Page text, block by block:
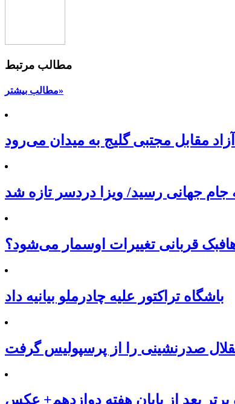
مطالب مرتبط
مطالب بیشتر»
مقابل مجتبی گلیج به میدان می‌رود
جام جهانی رسید/ ویزا دردسر تازه شد
قربانی تغییرات اوسمار می‌شود؟
باشگاه تراکتور علیه چادرملو بیانیه داد
صدرنشینی را از پرسپولیس گرفت
بعد از پایان هفته دوازدهم+ عکس